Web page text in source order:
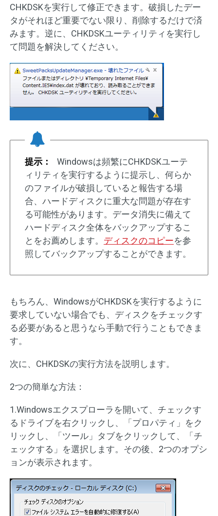
CHKDSKを実行して修正できます。破損したデー
タがそれほど重要でない限り、削除するだけで済
みます。逆に、CHKDSKユーティリティを実行し
て問題を解決してください。
提示：
Windowsは頻繁にCHKDSKユーテ
ィリティを実行するように提示し、何らか
のファイルが破損していると報告する場
合、ハードディスクに重大な問題が存在す
る可能性があります。データ消失に備えて
ハードディスク全体をバックアップするこ
とをお薦めします。 ディスクのコピーを参
照してバックアップすることができます。
もちろん、WindowsがCHKDSKを実行するように
要求していない場合でも、ディスクをチェックす
る必要があると思うなら手動で行うこともできま
す。
次に、CHKDSKの実行方法を説明します。
2つの簡単な方法：
1.Windowsエクスプローラを開いて、チェックす
るドライブを右クリックし、「プロパティ」をク
リックし、「ツール」タブをクリックして、「チ
ェックする」を選択します。その後、2つのオプシ
ョンが表示されます。